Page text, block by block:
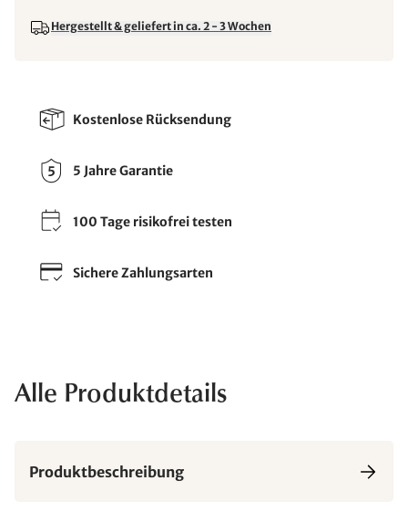
Hergestellt & geliefert in ca. 2 - 3 Wochen
Kostenlose Rücksendung
5 Jahre Garantie
100 Tage risikofrei testen
Sichere Zahlungsarten
Alle Produktdetails
Produktbeschreibung